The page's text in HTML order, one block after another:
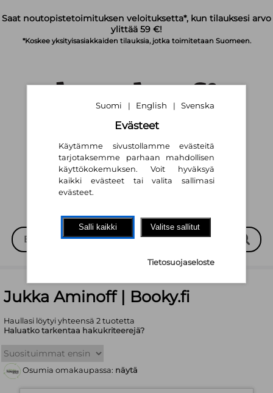
Saat noutopistetoimituksen veloituksetta*, kun tilauksesi arvo
ylittää 59 €!
*Koskee yksityisasiakkaiden tilauksia, jotka toimitetaan Suomeen.
Suomi | English | Svenska
Jukka Aminoff | Booky.fi
Haullasi löytyi yhteensä 2 tuotetta
Haluatko tarkentaa hakukriteerejä?
Osumia omakaupassa: näytä
Suomi | English | Svenska
Evästeet
Käytämme sivustollamme evästeitä
tarjotaksemme parhaan mahdollisen
käyttökokemuksen. Voit hyväksyä
kaikki evästeet tai valita sallimasi
evästeet.
Salli kaikki Valitse sallitut
Tietosuojaseloste